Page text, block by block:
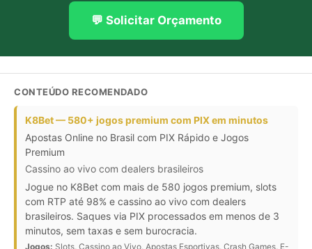
💬 Solicitar Orçamento
CONTEÚDO RECOMENDADO
K8Bet — 580+ jogos premium com PIX em minutos
Apostas Online no Brasil com PIX Rápido e Jogos
Premium
Cassino ao vivo com dealers brasileiros
Jogue no K8Bet com mais de 580 jogos premium, slots
com RTP até 98% e cassino ao vivo com dealers
brasileiros. Saques via PIX processados em menos de 3
minutos, sem taxas e sem burocracia.
Jogos: Slots, Cassino ao Vivo, Apostas Esportivas, Crash Games, E-